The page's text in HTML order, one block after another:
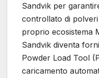
Sandvik per
controllato di polveri
proprio ecosistema
Sandvik diventa
Powder Load Tool
caricamento